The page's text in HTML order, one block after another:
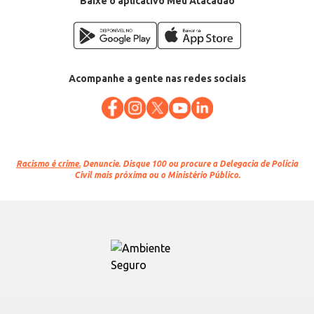
Acompanhe a gente nas redes sociais
Racismo é crime. Denuncie. Disque 100 ou procure a Delegacia de Polícia
Civil mais próxima ou o Ministério Público.